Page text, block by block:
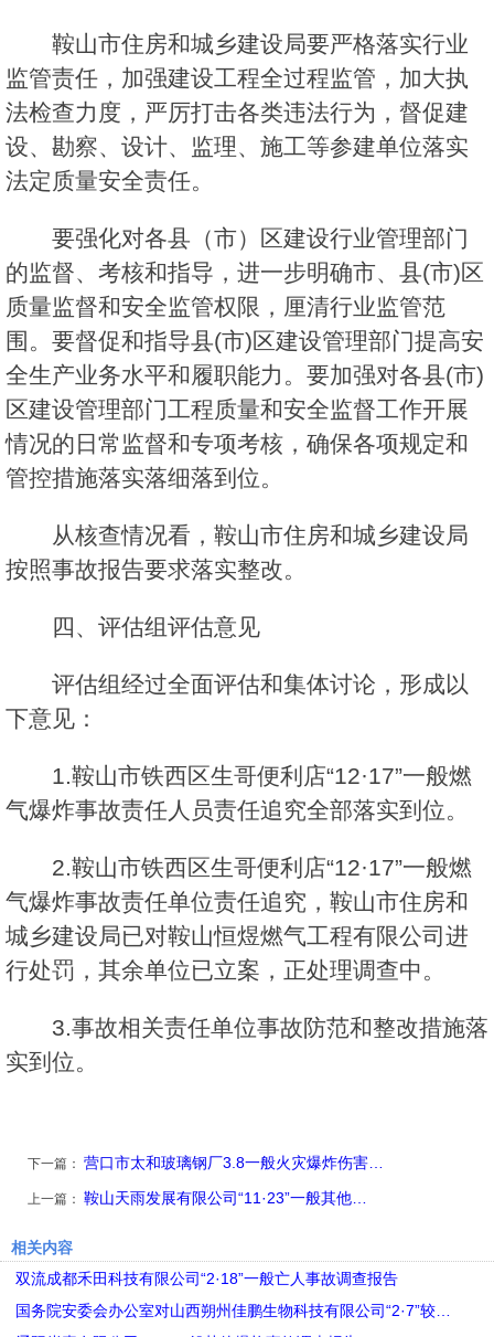
鞍山市住房和城乡建设局要严格落实行业
监管责任，加强建设工程全过程监管，加大执
法检查力度，严厉打击各类违法行为，督促建
设、勘察、设计、监理、施工等参建单位落实
法定质量安全责任。
要强化对各县（市）区建设行业管理部门
的监督、考核和指导，进一步明确市、县(市)区
质量监督和安全监管权限，厘清行业监管范
围。要督促和指导县(市)区建设管理部门提高安
全生产业务水平和履职能力。要加强对各县(市)
区建设管理部门工程质量和安全监督工作开展
情况的日常监督和专项考核，确保各项规定和
管控措施落实落细落到位。
从核查情况看，鞍山市住房和城乡建设局
按照事故报告要求落实整改。
四、评估组评估意见
评估组经过全面评估和集体讨论，形成以
下意见：
1.鞍山市铁西区生哥便利店“12·17”一般燃
气爆炸事故责任人员责任追究全部落实到位。
2.鞍山市铁西区生哥便利店“12·17”一般燃
气爆炸事故责任单位责任追究，鞍山市住房和
城乡建设局已对鞍山恒煜燃气工程有限公司进
行处罚，其余单位已立案，正处理调查中。
3.事故相关责任单位事故防范和整改措施落
实到位。
下一篇： 营口市太和玻璃钢厂3.8一般火灾爆炸伤害…
上一篇： 鞍山天雨发展有限公司“11·23”一般其他…
相关内容
双流成都禾田科技有限公司“2·18”一般亡人事故调查报告
国务院安委会办公室对山西朔州佳鹏生物科技有限公司“2·7”较…